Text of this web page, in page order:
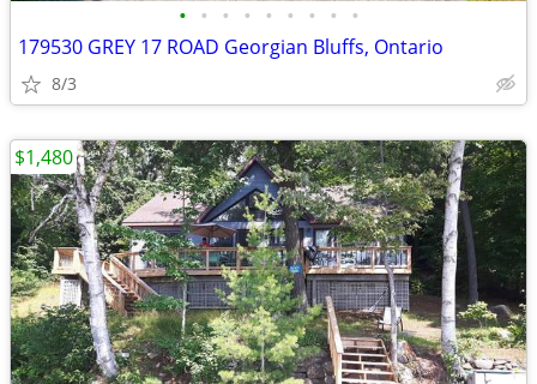
• • • • • • • • •
179530 GREY 17 ROAD Georgian Bluffs, Ontario
8/3
$1,480